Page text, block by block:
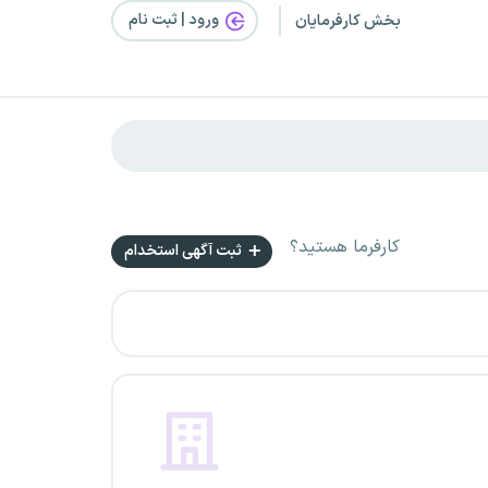
بخش کارفرمایان ورود | ثبت‌ نام
کارفرما هستید؟ ثبت آگهی استخدام